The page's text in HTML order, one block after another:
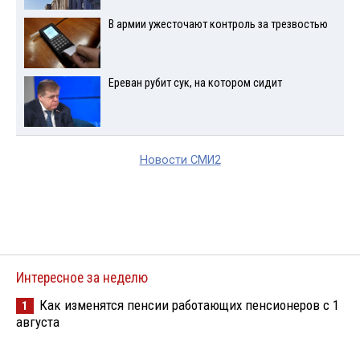
В армии ужесточают контроль за трезвостью
Ереван рубит сук, на котором сидит
Новости СМИ2
Интересное за неделю
1
Как изменятся пенсии работающих пенсионеров с 1
августа